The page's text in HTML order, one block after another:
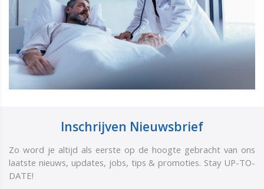
Inschrijven Nieuwsbrief
Zo word je altijd als eerste op de hoogte gebracht van ons
laatste nieuws, updates, jobs, tips & promoties. Stay UP-TO-
DATE!